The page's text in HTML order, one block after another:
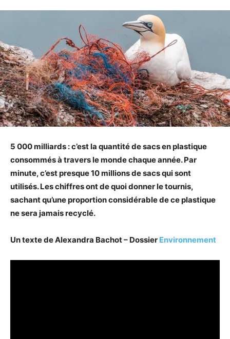
5 000 milliards : c’est la quantité de sacs en plastique
consommés à travers le monde chaque année. Par
minute, c’est presque 10 millions de sacs qui sont
utilisés. Les chiffres ont de quoi donner le tournis,
sachant qu’une proportion considérable de ce plastique
ne sera jamais recyclé.
Un texte de Alexandra Bachot – Dossier Environnement